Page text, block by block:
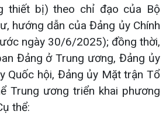
thiết bị) theo chỉ đạo của Bộ
hướng dẫn của Đảng ủy Chính
ngày 30/6/2025); đồng thời,
Đảng ở Trung ương, Đảng ủy
Quốc hội, Đảng ủy Mặt trận Tổ
Trung ương triển khai phương
thể: